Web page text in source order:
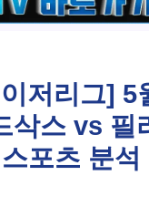
저리그] 5
삭스 vs 필
포츠 분석